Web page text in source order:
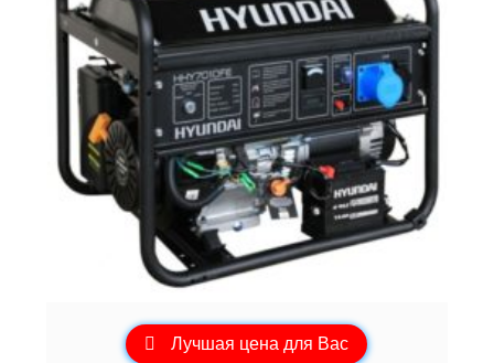
Лучшая цена для Вас